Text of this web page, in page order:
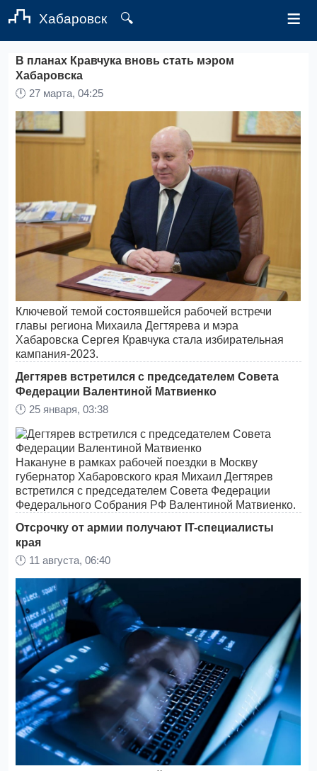
Хабаровск 🔍 ≡
В планах Кравчука вновь стать мэром
Хабаровска
🕛 27 марта, 04:25
Ключевой темой состоявшейся рабочей встречи
главы региона Михаила Дегтярева и мэра
Хабаровска Сергея Кравчука стала избирательная
кампания-2023.
Дегтярев встретился с председателем Совета
Федерации Валентиной Матвиенко
🕛 25 января, 03:38
Накануне в рамках рабочей поездки в Москву
губернатор Хабаровского края Михаил Дегтярев
встретился с председателем Совета Федерации
Федерального Собрания РФ Валентиной Матвиенко.
Отсрочку от армии получают IT-специалисты
края
🕛 11 августа, 06:40